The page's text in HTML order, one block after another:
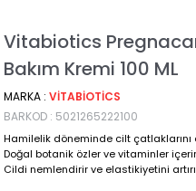
Vitabiotics
Bakım Kremi 100 ML
MARKA : VITABIOTICS
BARKOD : 5021265222100
Hamilelik döneminde cilt çatlaklarını
Doğal botanik özler ve vitaminler
Cildi nemlendirir ve elastikiyetini